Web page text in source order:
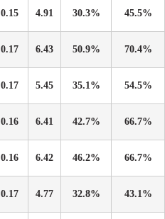
0.15 4.91 30.3% 45.5%
0.17 6.43 50.9% 70.4%
0.17 5.45 35.1% 54.5%
0.16 6.41 42.7% 66.7%
0.16 6.42 46.2% 66.7%
0.17 4.77 32.8% 43.1%